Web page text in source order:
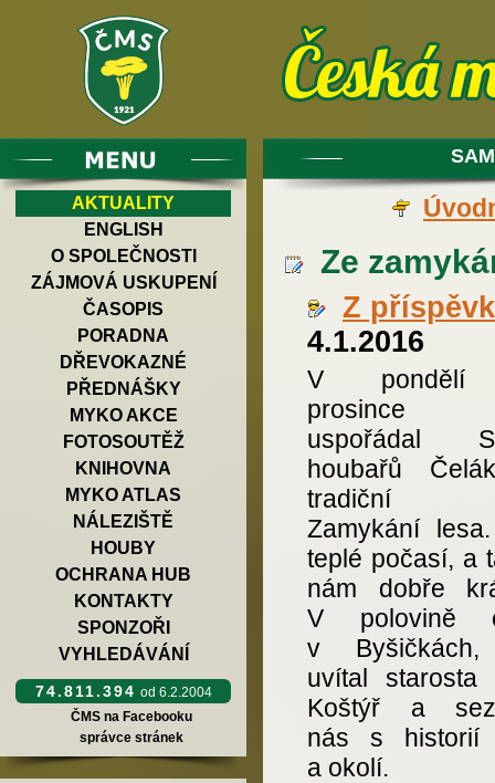
AKTUALITY
ENGLISH
O SPOLEČNOSTI
ZÁJMOVÁ USKUPENÍ
ČASOPIS
PORADNA
DŘEVOKAZNÉ
PŘEDNÁŠKY
MYKO AKCE
FOTOSOUTĚŽ
KNIHOVNA
MYKO ATLAS
NÁLEZIŠTĚ
HOUBY
OCHRANA HUB
KONTAKTY
SPONZOŘI
VYHLEDÁVÁNÍ
74.811.394 od 6.2.2004
ČMS na Facebooku
správce stránek
Ze
Z
4.1.2016
V pondělí
prosince
uspořádal
houbařů
tradiční
Zamykání
teplé počasí, a
nám dobře
V polovině
v
uvítal starosta
Koštýř a
nás s historií
a okolí.